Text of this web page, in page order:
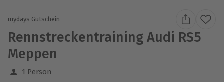
mydays Gutschein
Rennstreckentraining Audi RS5
Meppen
1 Person